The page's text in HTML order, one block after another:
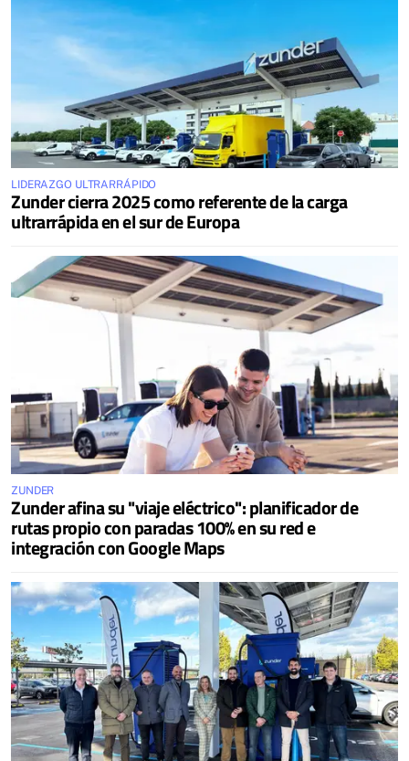
LIDERAZGO ULTRARRÁPIDO
Zunder cierra 2025 como referente de la carga
ultrarrápida en el sur de Europa
ZUNDER
Zunder afina su "viaje eléctrico": planificador de
rutas propio con paradas 100% en su red e
integración con Google Maps